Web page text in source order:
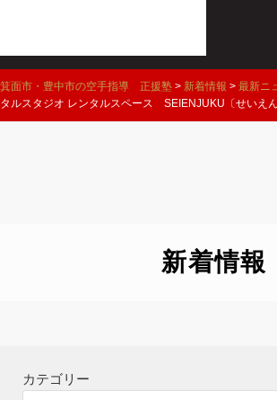
箕面市・豊中市の空手指導 正援塾 > 新着情報 > 最新ニ
タルスタジオ レンタルスペース SEIENJUKU〔せいえん
新着情報
カテゴリー